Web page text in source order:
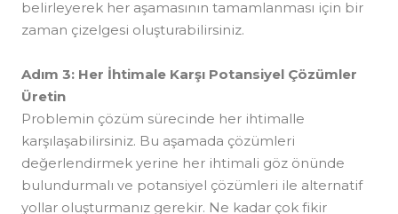
belirleyerek her aşamasının tamamlanması için bir
zaman çizelgesi oluşturabilirsiniz.
Adım 3: Her İhtimale Karşı Potansiyel Çözümler
Üretin
Problemin çözüm sürecinde her ihtimalle
karşılaşabilirsiniz. Bu aşamada çözümleri
değerlendirmek yerine her ihtimali göz önünde
bulundurmalı ve potansiyel çözümleri ile alternatif
yollar oluşturmanız gerekir. Ne kadar çok fikir